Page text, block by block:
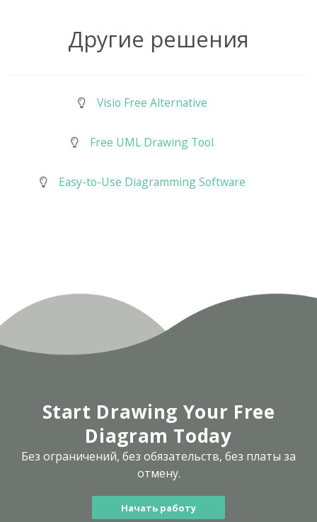
Другие решения
Visio Free Alternative
Free UML Drawing Tool
Easy-to-Use Diagramming Software
Start Drawing Your Free
Diagram Today
Без ограничений, без обязательств, без платы за
отмену.
Начать работу